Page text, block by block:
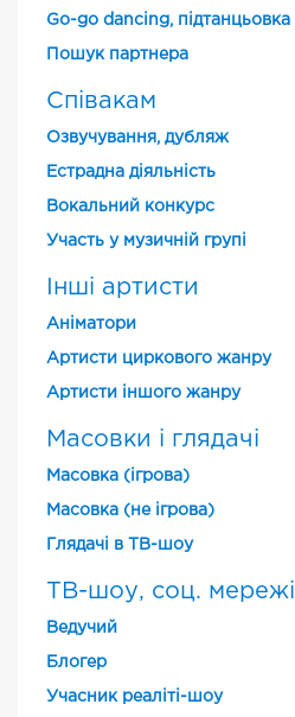
Go-go dancing, підтанцьовка
Пошук партнера
Співакам
Озвучування, дубляж
Естрадна діяльність
Вокальний конкурс
Участь у музичній групі
Інші артисти
Аніматори
Артисти циркового жанру
Артисти іншого жанру
Масовки і глядачі
Масовка (ігрова)
Масовка (не ігрова)
Глядачі в ТВ-шоу
ТВ-шоу, соц. мережі
Ведучий
Блогер
Учасник реаліті-шоу